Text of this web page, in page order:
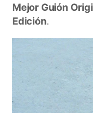
Mejor Guión
Edición.